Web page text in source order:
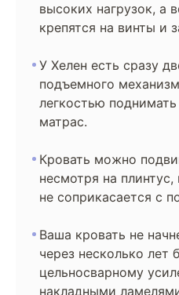
высоких нагрузок, а
крепятся на винты и
У Хелен есть сразу
подъемного
легкостью
матрас.
Кровать можно
несмотря на плинтус,
не соприкасается с
Ваша кровать не
через несколько лет
цельносварному
накладными